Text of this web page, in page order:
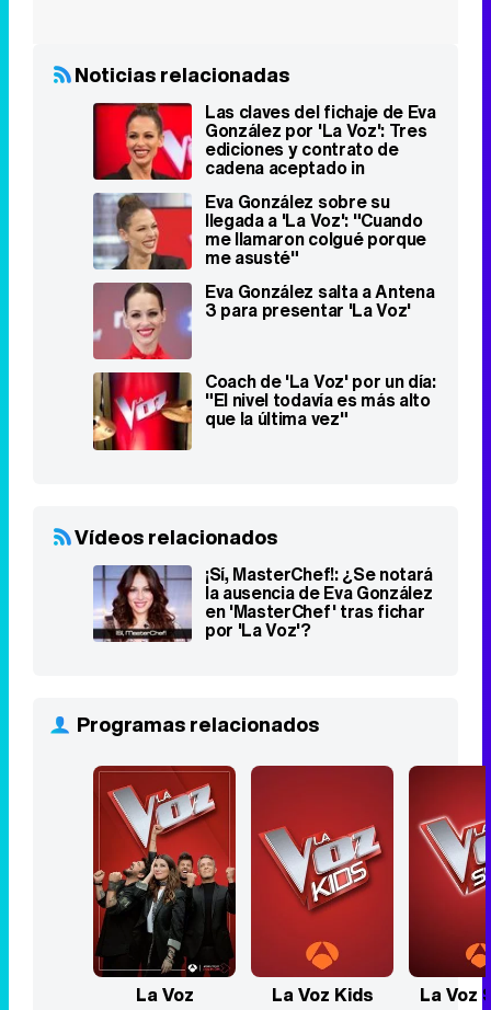
Noticias relacionadas
Las claves del fichaje de Eva
González por 'La Voz': Tres
ediciones y contrato de
cadena aceptado in
Eva González sobre su
llegada a 'La Voz': "Cuando
me llamaron colgué porque
me asusté"
Eva González salta a Antena
3 para presentar 'La Voz'
Coach de 'La Voz' por un día:
"El nivel todavía es más alto
que la última vez"
Vídeos relacionados
¡Sí, MasterChef!: ¿Se notará
la ausencia de Eva González
en 'MasterChef' tras fichar
por 'La Voz'?
Programas relacionados
La Voz La Voz Kids La Voz